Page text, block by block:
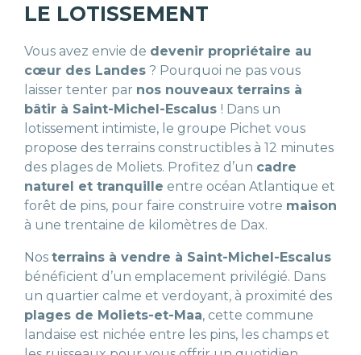
LE LOTISSEMENT
Vous avez envie de devenir propriétaire au
cœur des Landes ? Pourquoi ne pas vous
laisser tenter par nos nouveaux terrains à
bâtir à Saint-Michel-Escalus ! Dans un
lotissement intimiste, le groupe Pichet vous
propose des terrains constructibles à 12 minutes
des plages de Moliets. Profitez d’un cadre
naturel et tranquille entre océan Atlantique et
forêt de pins, pour faire construire votre maison
à une trentaine de kilomètres de Dax.
Nos terrains à vendre à Saint-Michel-Escalus
bénéficient d’un emplacement privilégié. Dans
un quartier calme et verdoyant, à proximité des
plages de Moliets-et-Maa, cette commune
landaise est nichée entre les pins, les champs et